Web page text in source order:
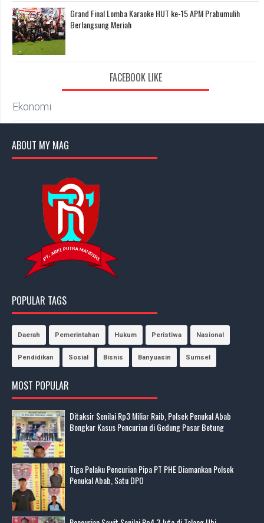
Grand Final Lomba Karaoke HUT ke-15 APM Prabumulih
Berlangsung Meriah
FACEBOOK LIKE
Ekonomi
ABOUT MY MAG
POPULAR TAGS
Daerah Pemerintahan Hukum Peristiwa Nasional
Pendidikan Sosial Bisnis Banyuasin Sumsel
MOST POPULAR
Ditaksir Senilai Rp3 Miliar Raib, Polsek Penukal Abab
Bongkar Kasus Pencurian di Gedung Pasar Betung
Tiga Pelaku Pencurian Pipa PT PHE Diamankan Polsek
Penukal Abab, Satu DPO